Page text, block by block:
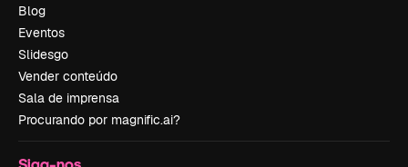
Blog
Eventos
Slidesgo
Vender conteúdo
Sala de imprensa
Procurando por magnific.ai?